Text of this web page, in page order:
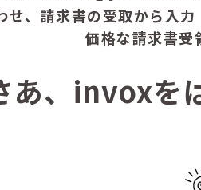
せ、請求書の受取から入
価格な請求書受
あ、invoxを